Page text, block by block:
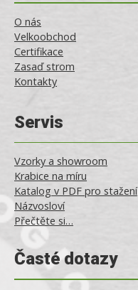
O nás
Velkoobchod
Certifikace
Zasaď strom
Kontakty
Servis
Vzorky a showroom
Krabice na míru
Katalog v PDF pro stažení
Názvosloví
Přečtěte si…
Časté dotazy